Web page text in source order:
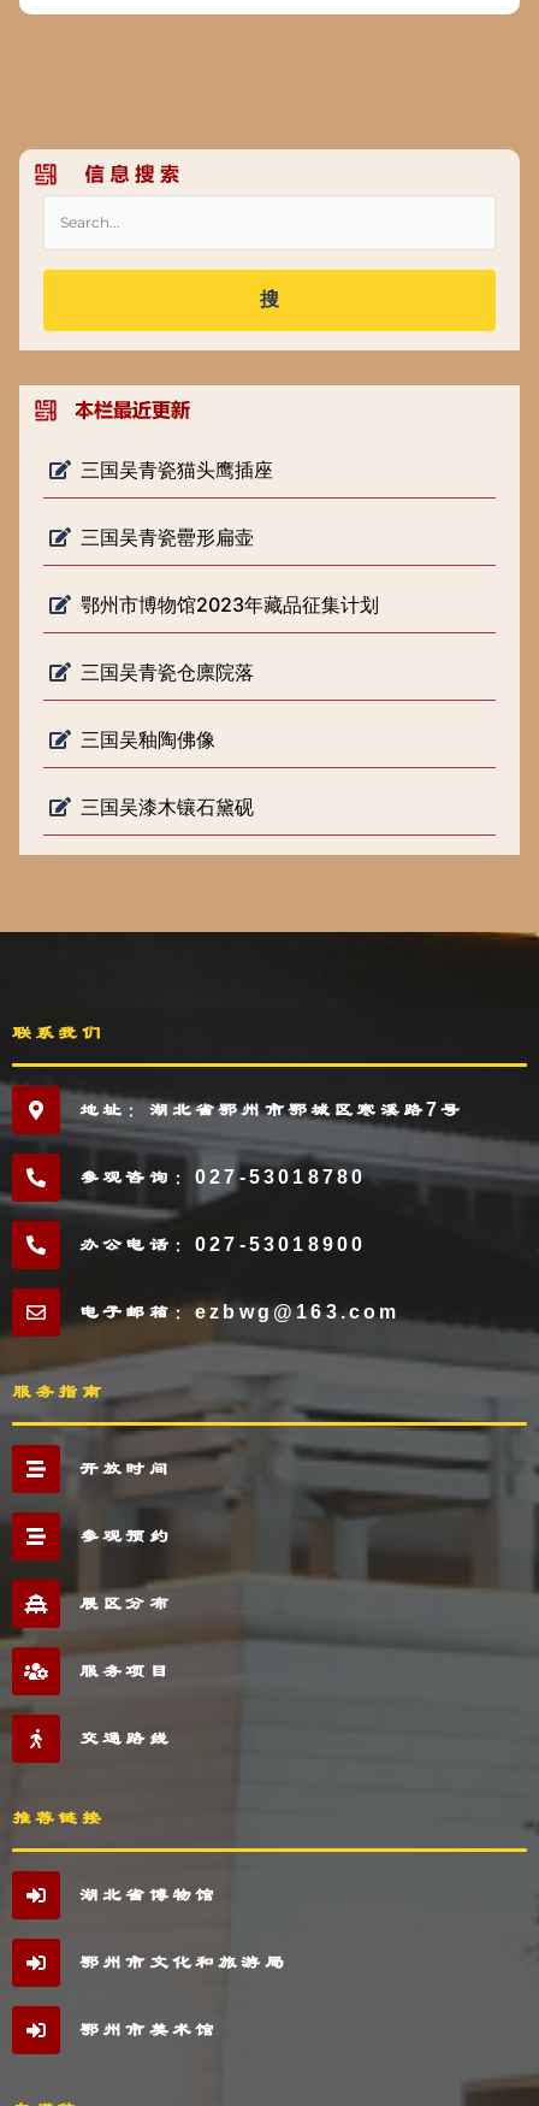
搜
三国吴青瓷猫头鹰插座
三国吴青瓷罍形扁壶
鄂州市博物馆2023年藏品征集计划
三国吴青瓷仓廪院落
三国吴釉陶佛像
三国吴漆木镶石黛砚
联系我们
地址：湖北省鄂州市鄂城区寒溪路7号
参观咨询：027-53018780
办公电话：027-53018900
电子邮箱：ezbwg@163.com
服务指南
开放时间
参观预约
展区分布
服务项目
交通路线
推荐链接
湖北省博物馆
鄂州市文化和旅游局
鄂州市美术馆